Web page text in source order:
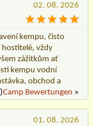
02. 08. 2026
kempu, čisto
hostitelé, vždy
zážitkům ať
kempu vodní
obchod a
Camp Bewertungen »
01. 08. 2026